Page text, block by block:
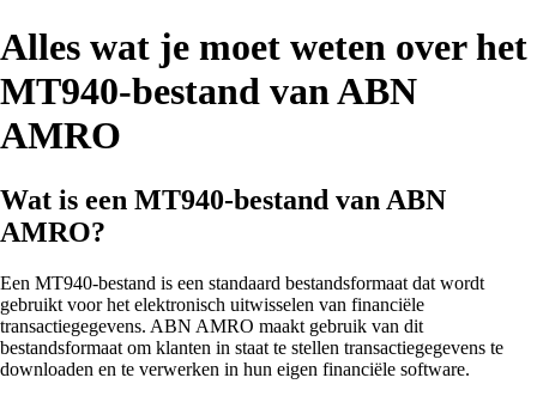
Alles wat je moet weten over het
MT940-bestand van ABN
AMRO
Wat is een MT940-bestand van ABN
AMRO?
Een MT940-bestand is een standaard bestandsformaat dat wordt
gebruikt voor het elektronisch uitwisselen van financiële
transactiegegevens. ABN AMRO maakt gebruik van dit
bestandsformaat om klanten in staat te stellen transactiegegevens te
downloaden en te verwerken in hun eigen financiële software.